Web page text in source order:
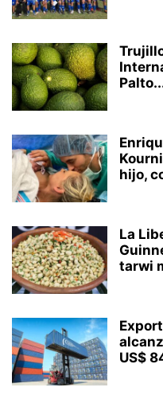
hijo,
La
tarwi
US$